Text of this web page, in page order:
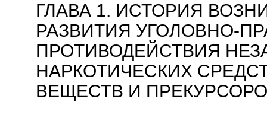
ГЛАВА 1. ИСТОРИЯ
РАЗВИТИЯ УГОЛОВНО-
ПРОТИВОДЕЙСТВИЯ
НАРКОТИЧЕСКИХ
ВЕЩЕСТВ И